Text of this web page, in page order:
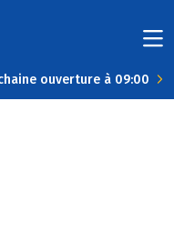
ouverture à 09:00